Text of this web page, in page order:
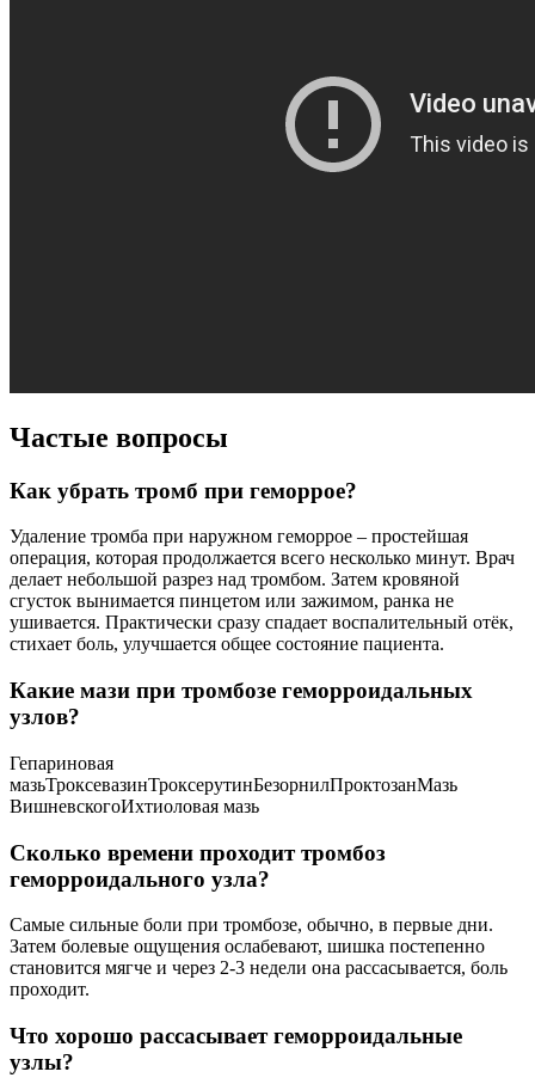
Частые вопросы
Как убрать тромб при геморрое?
Удаление тромба при наружном геморрое – простейшая
операция, которая продолжается всего несколько минут. Врач
делает небольшой разрез над тромбом. Затем кровяной
сгусток вынимается пинцетом или зажимом, ранка не
ушивается. Практически сразу спадает воспалительный отёк,
стихает боль, улучшается общее состояние пациента.
Какие мази при тромбозе геморроидальных
узлов?
Гепариновая
мазьТроксевазинТроксерутинБезорнилПроктозанМазь
ВишневскогоИхтиоловая мазь
Сколько времени проходит тромбоз
геморроидального узла?
Самые сильные боли при тромбозе, обычно, в первые дни.
Затем болевые ощущения ослабевают, шишка постепенно
становится мягче и через 2-3 недели она рассасывается, боль
проходит.
Что хорошо рассасывает геморроидальные
узлы?